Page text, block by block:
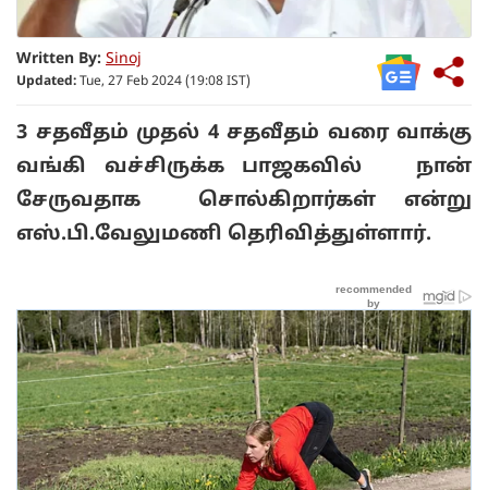
Written By: Sinoj
Updated: Tue, 27 Feb 2024 (19:08 IST)
3 சதவீதம் முதல் 4 சதவீதம் வரை வாக்கு
வங்கி வச்சிருக்க பாஜகவில் நான்
சேருவதாக சொல்கிறார்கள் என்று
எஸ்.பி.வேலுமணி தெரிவித்துள்ளார்.